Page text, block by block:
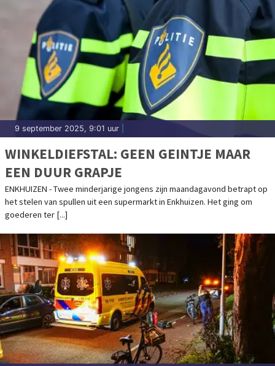
9 september 2025, 9:01 uur
WINKELDIEFSTAL: GEEN GEINTJE MAAR
EEN DUUR GRAPJE
ENKHUIZEN - Twee minderjarige jongens zijn maandagavond betrapt op
het stelen van spullen uit een supermarkt in Enkhuizen. Het ging om
goederen ter [...]